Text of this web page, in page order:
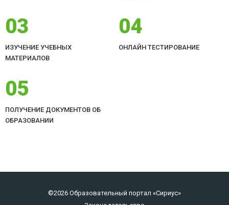
03
ИЗУЧЕНИЕ УЧЕБНЫХ
МАТЕРИАЛОВ
04
ОНЛАЙН ТЕСТИРОВАНИЕ
05
ПОЛУЧЕНИЕ ДОКУМЕНТОВ ОБ
ОБРАЗОВАНИИ
©2026 Образовательный портал «Сириус»